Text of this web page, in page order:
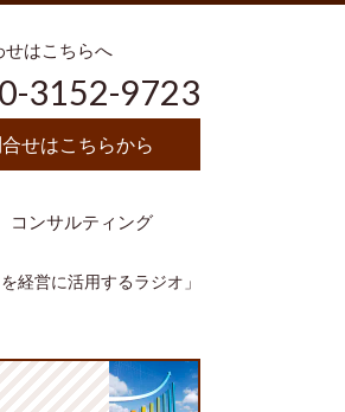
せはこちらへ
3152-9723
せはこちらから
コンサルティング
を経営に活用するラジオ」